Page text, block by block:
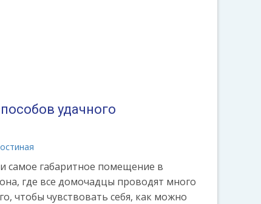
удачного
самое габаритное помещение в
где все домочадцы проводят много
чтобы чувствовать себя, как можно